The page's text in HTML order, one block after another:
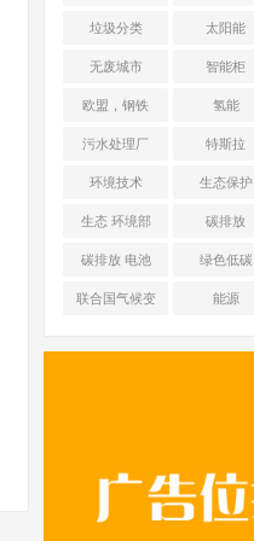
垃圾分类 太阳能
无废城市 智能柜
欧盟，钢铁 氢能
污水处理厂 特斯拉
环境技术 生态保护
生态 环境部 碳排放
碳排放 电池 绿色低碳
联合国气候变 能源